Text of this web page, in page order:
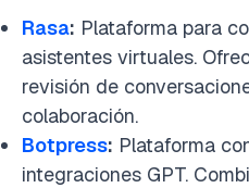
Rasa: Plataforma para
asistentes virtuales.
revisión de
colaboración.
Botpress: Plataforma
integraciones GPT.